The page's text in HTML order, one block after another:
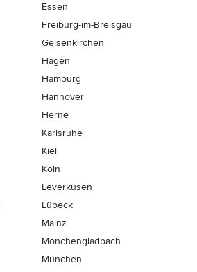
Essen
Freiburg-im-Breisgau
Gelsenkirchen
Hagen
Hamburg
Hannover
Herne
Karlsruhe
Kiel
Köln
Leverkusen
Lübeck
Mainz
Mönchen­gladbach
München